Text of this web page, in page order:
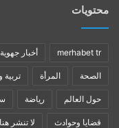
محتويات
merhabet tr أخبار جهوية
الصحة المرأة تربية
حول العالم رياضة
قضايا وحوادث لا تنشر هنا